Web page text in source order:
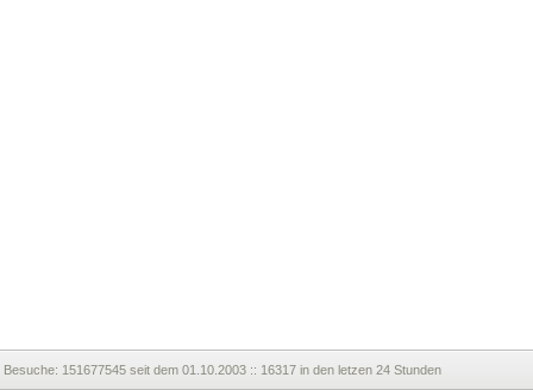
Besuche: 151677545 seit dem 01.10.2003 :: 16317 in den letzen 24 Stunden